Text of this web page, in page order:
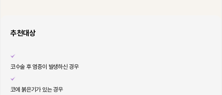
추천대상
코수술 후 염증이 발생하신 경우
코에 붉은기가 있는 경우